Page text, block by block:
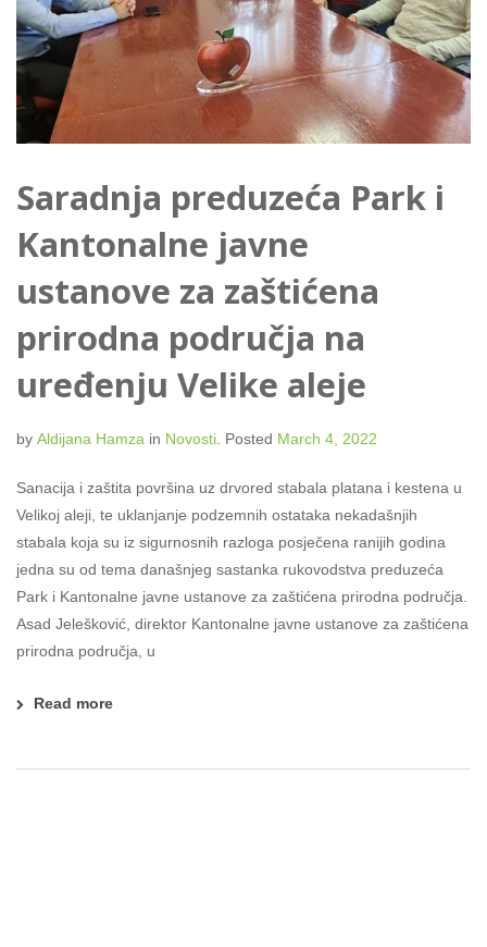
Saradnja preduzeća Park i
Kantonalne javne
ustanove za zaštićena
prirodna područja na
uređenju Velike aleje
by Aldijana Hamza in Novosti. Posted March 4, 2022
Sanacija i zaštita površina uz drvored stabala platana i kestena u
Velikoj aleji, te uklanjanje podzemnih ostataka nekadašnjih
stabala koja su iz sigurnosnih razloga posječena ranijih godina
jedna su od tema današnjeg sastanka rukovodstva preduzeća
Park i Kantonalne javne ustanove za zaštićena prirodna područja.
Asad Jelešković, direktor Kantonalne javne ustanove za zaštićena
prirodna područja, u
Read more